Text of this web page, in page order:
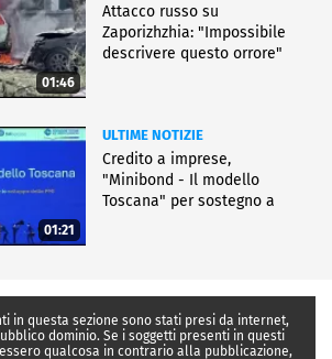
01:46
Attacco russo su
Zaporizhzhia: "Impossibile
descrivere questo orrore"
01:21
ULTIME NOTIZIE
Credito a imprese,
"Minibond - Il modello
Toscana" per sostegno a
in questa sezione sono stati presi da internet,
dominio. Se i soggetti presenti in questi
qualcosa in contrario alla pubblicazione,